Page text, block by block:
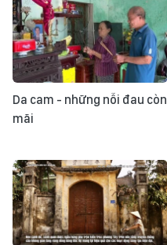
Da cam - những nỗi đau còn
mãi